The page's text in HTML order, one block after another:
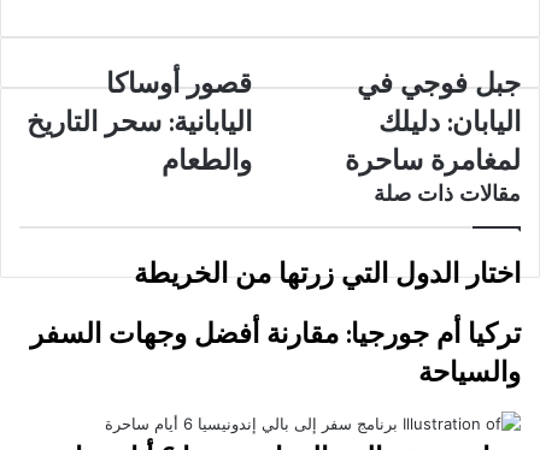
فوجي
في
اليابان:
دليلك
لمغامرة
ساحرة
جبل فوجي في
اليابان: دليلك
لمغامرة ساحرة
قصور
أوساكا
اليابانية:
سحر
التاريخ
قصور أوساكا
اليابانية: سحر التاريخ
والطعام
مقالات ذات صلة
اختار الدول التي زرتها من الخريطة
تركيا أم جورجيا: مقارنة أفضل وجهات السفر
والسياحة